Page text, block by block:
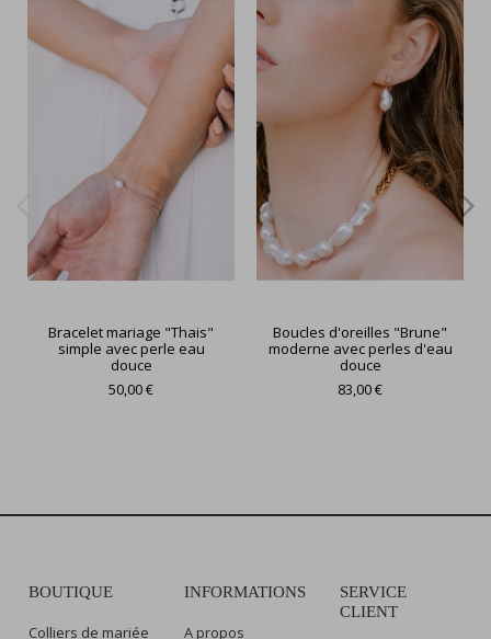
Bracelet mariage "Thais"
simple avec perle eau
douce
50,00 €
Boucles d'oreilles "Brune"
moderne avec perles d'eau
douce
83,00 €
BOUTIQUE
Colliers de mariée
INFORMATIONS
A propos
SERVICE
CLIENT